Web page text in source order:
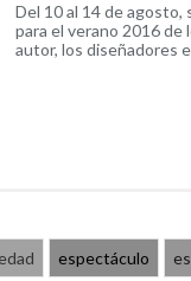
Del 10 al 14 de agosto,
para el verano 2016 de
autor, los diseñadores
espectáculo